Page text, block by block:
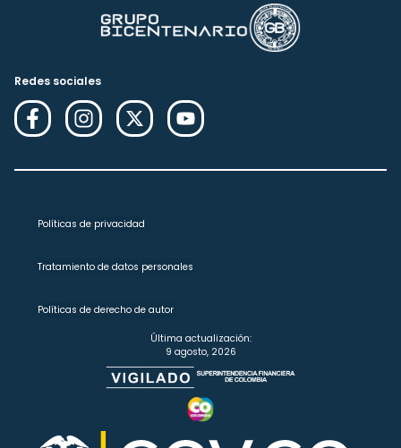
Redes sociales
Políticas de privacidad
Tratamiento de datos personales
Políticas de derecho de autor
Última actualización:
9 agosto, 2026